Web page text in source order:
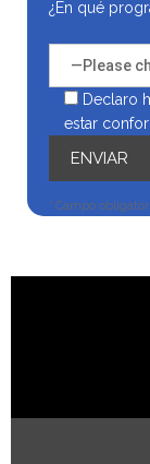
¿En qué
Declaro
estar
* Campo